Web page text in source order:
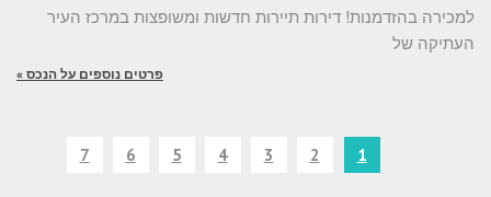
למכירה בהזדמנות! דירות תיירות חדשות ומשופצות במרכז העיר
העתיקה של
פרטים נוספים על הנכס »
1
2
3
4
5
6
7